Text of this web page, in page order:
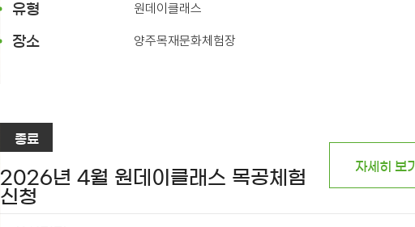
유형 원데이클래스
장소 양주목재문화체험장
종료
2026년 4월 원데이클래스 목공체험
신청
자세히 보기